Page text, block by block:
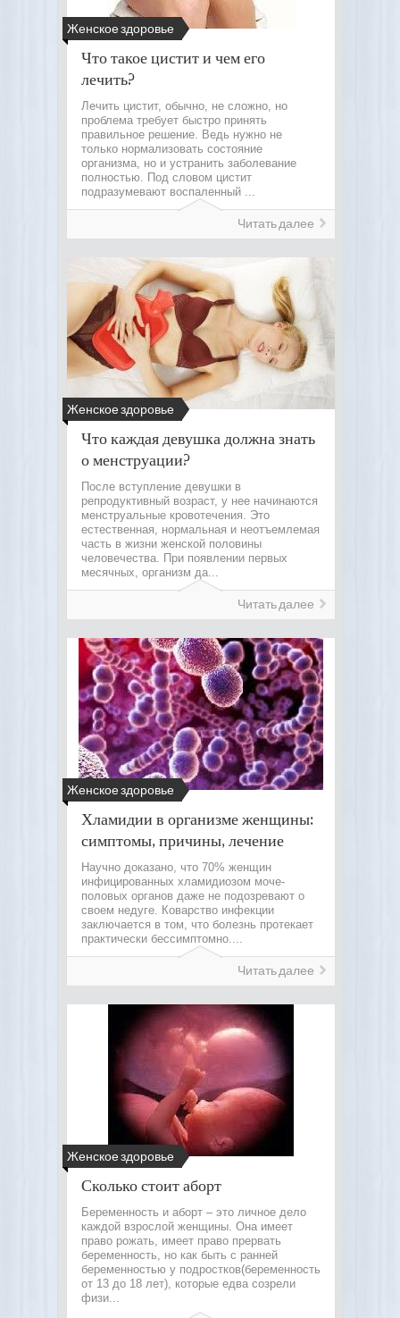
Женское здоровье
Что такое цистит и чем его
лечить?
Лечить цистит, обычно, не сложно, но
проблема требует быстро принять
правильное решение. Ведь нужно не
только нормализовать состояние
организма, но и устранить заболевание
полностью. Под словом цистит
подразумевают воспаленный ...
Читать далее
Женское здоровье
Что каждая девушка должна знать
о менструации?
После вступление девушки в
репродуктивный возраст, у нее начинаются
менструальные кровотечения. Это
естественная, нормальная и неотъемлемая
часть в жизни женской половины
человечества. При появлении первых
месячных, организм да...
Читать далее
Женское здоровье
Хламидии в организме женщины:
симптомы, причины, лечение
Научно доказано, что 70% женщин
инфицированных хламидиозом моче-
половых органов даже не подозревают о
своем недуге. Коварство инфекции
заключается в том, что болезнь протекает
практически бессимптомно....
Читать далее
Женское здоровье
Сколько стоит аборт
Беременность и аборт – это личное дело
каждой взрослой женщины. Она имеет
право рожать, имеет право прервать
беременность, но как быть с ранней
беременностью у подростков(беременность
от 13 до 18 лет), которые едва созрели
физи...